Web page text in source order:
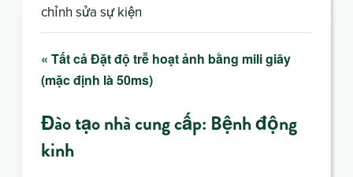
chỉnh sửa sự kiện
« Tất cả Đặt độ trễ hoạt ảnh bằng mili giây
(mặc định là 50ms)
Đào tạo nhà cung cấp: Bệnh động
kinh